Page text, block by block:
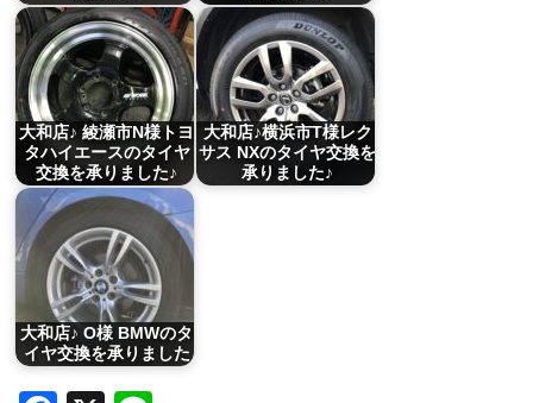
大和店♪ 綾瀬市N様トヨ
タハイエースのタイヤ
交換を承りました♪
大和店♪横浜市T様レク
サス NXのタイヤ交換を
承りました♪
大和店♪ O様 BMWのタ
イヤ交換を承りました